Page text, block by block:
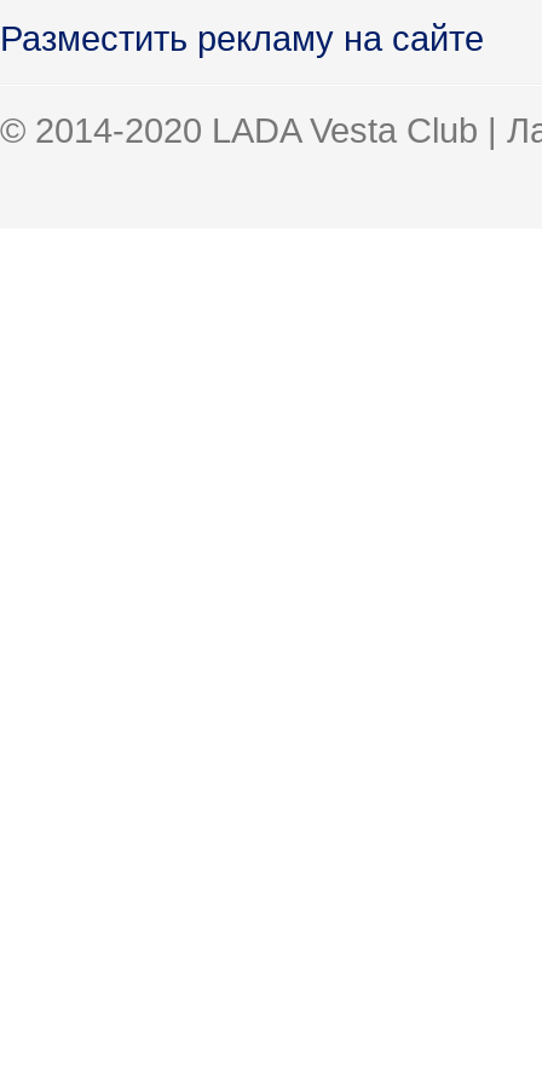
Разместить рекламу на сайте
© 2014-2020 LADA Vesta Club |